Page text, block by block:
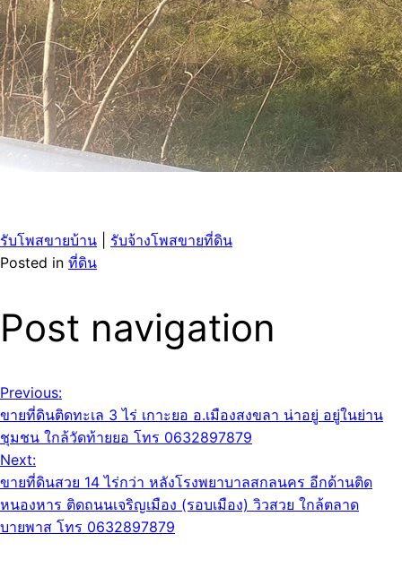
รับโพสขายบ้าน
รับจ้างโพสขายที่ดิน
Posted in ที่ดิน
Post navigation
Previous:
ขายที่ดินติดทะเล 3 ไร่ เกาะยอ อ.เมืองสงขลา น่าอยู่ อยู่ในย่าน
ชุมชน ใกล้วัดท้ายยอ โทร 0632897879
Next:
ขายที่ดินสวย 14 ไร่กว่า หลังโรงพยาบาลสกลนคร อีกด้านติด
หนองหาร ติดถนนเจริญเมือง (รอบเมือง) วิวสวย ใกล้ตลาด
บายพาส โทร 0632897879